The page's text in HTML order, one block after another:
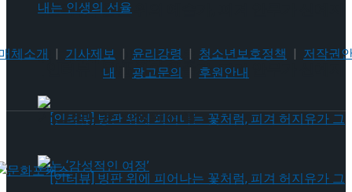
[인터뷰] 은반 위의 예술가, 피겨 안무가 신예지
가 그려내는 인생의 선율
[인터뷰] 은반 위의 예술가, 피겨 안무가 신예지
가 그려내는 인생의 선율
체소개 | 기사제보 | 윤리강령 | 청소년보호정책 | 저작권
내 | 광고문의 | 후원안내